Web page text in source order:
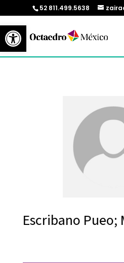
Abrir barra de herramientas
52 811.499.5638
Escribano Pueo;